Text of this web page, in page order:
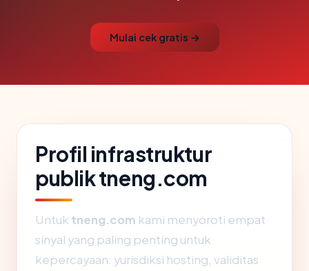
Mulai cek gratis →
Profil infrastruktur
publik tneng.com
Untuk tneng.com kami menyoroti empat
sinyal yang paling penting untuk
kepercayaan: yurisdiksi hosting, validitas